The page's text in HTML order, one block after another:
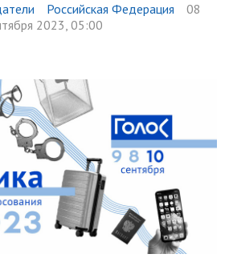
Российская Федерация
08
2023, 05:00